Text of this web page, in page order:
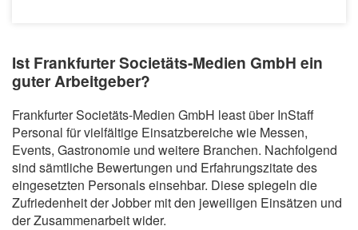
Ist Frankfurter Societäts-Medien GmbH ein
guter Arbeitgeber?
Frankfurter Societäts-Medien GmbH least über InStaff
Personal für vielfältige Einsatzbereiche wie Messen,
Events, Gastronomie und weitere Branchen. Nachfolgend
sind sämtliche Bewertungen und Erfahrungszitate des
eingesetzten Personals einsehbar. Diese spiegeln die
Zufriedenheit der Jobber mit den jeweiligen Einsätzen und
der Zusammenarbeit wider.